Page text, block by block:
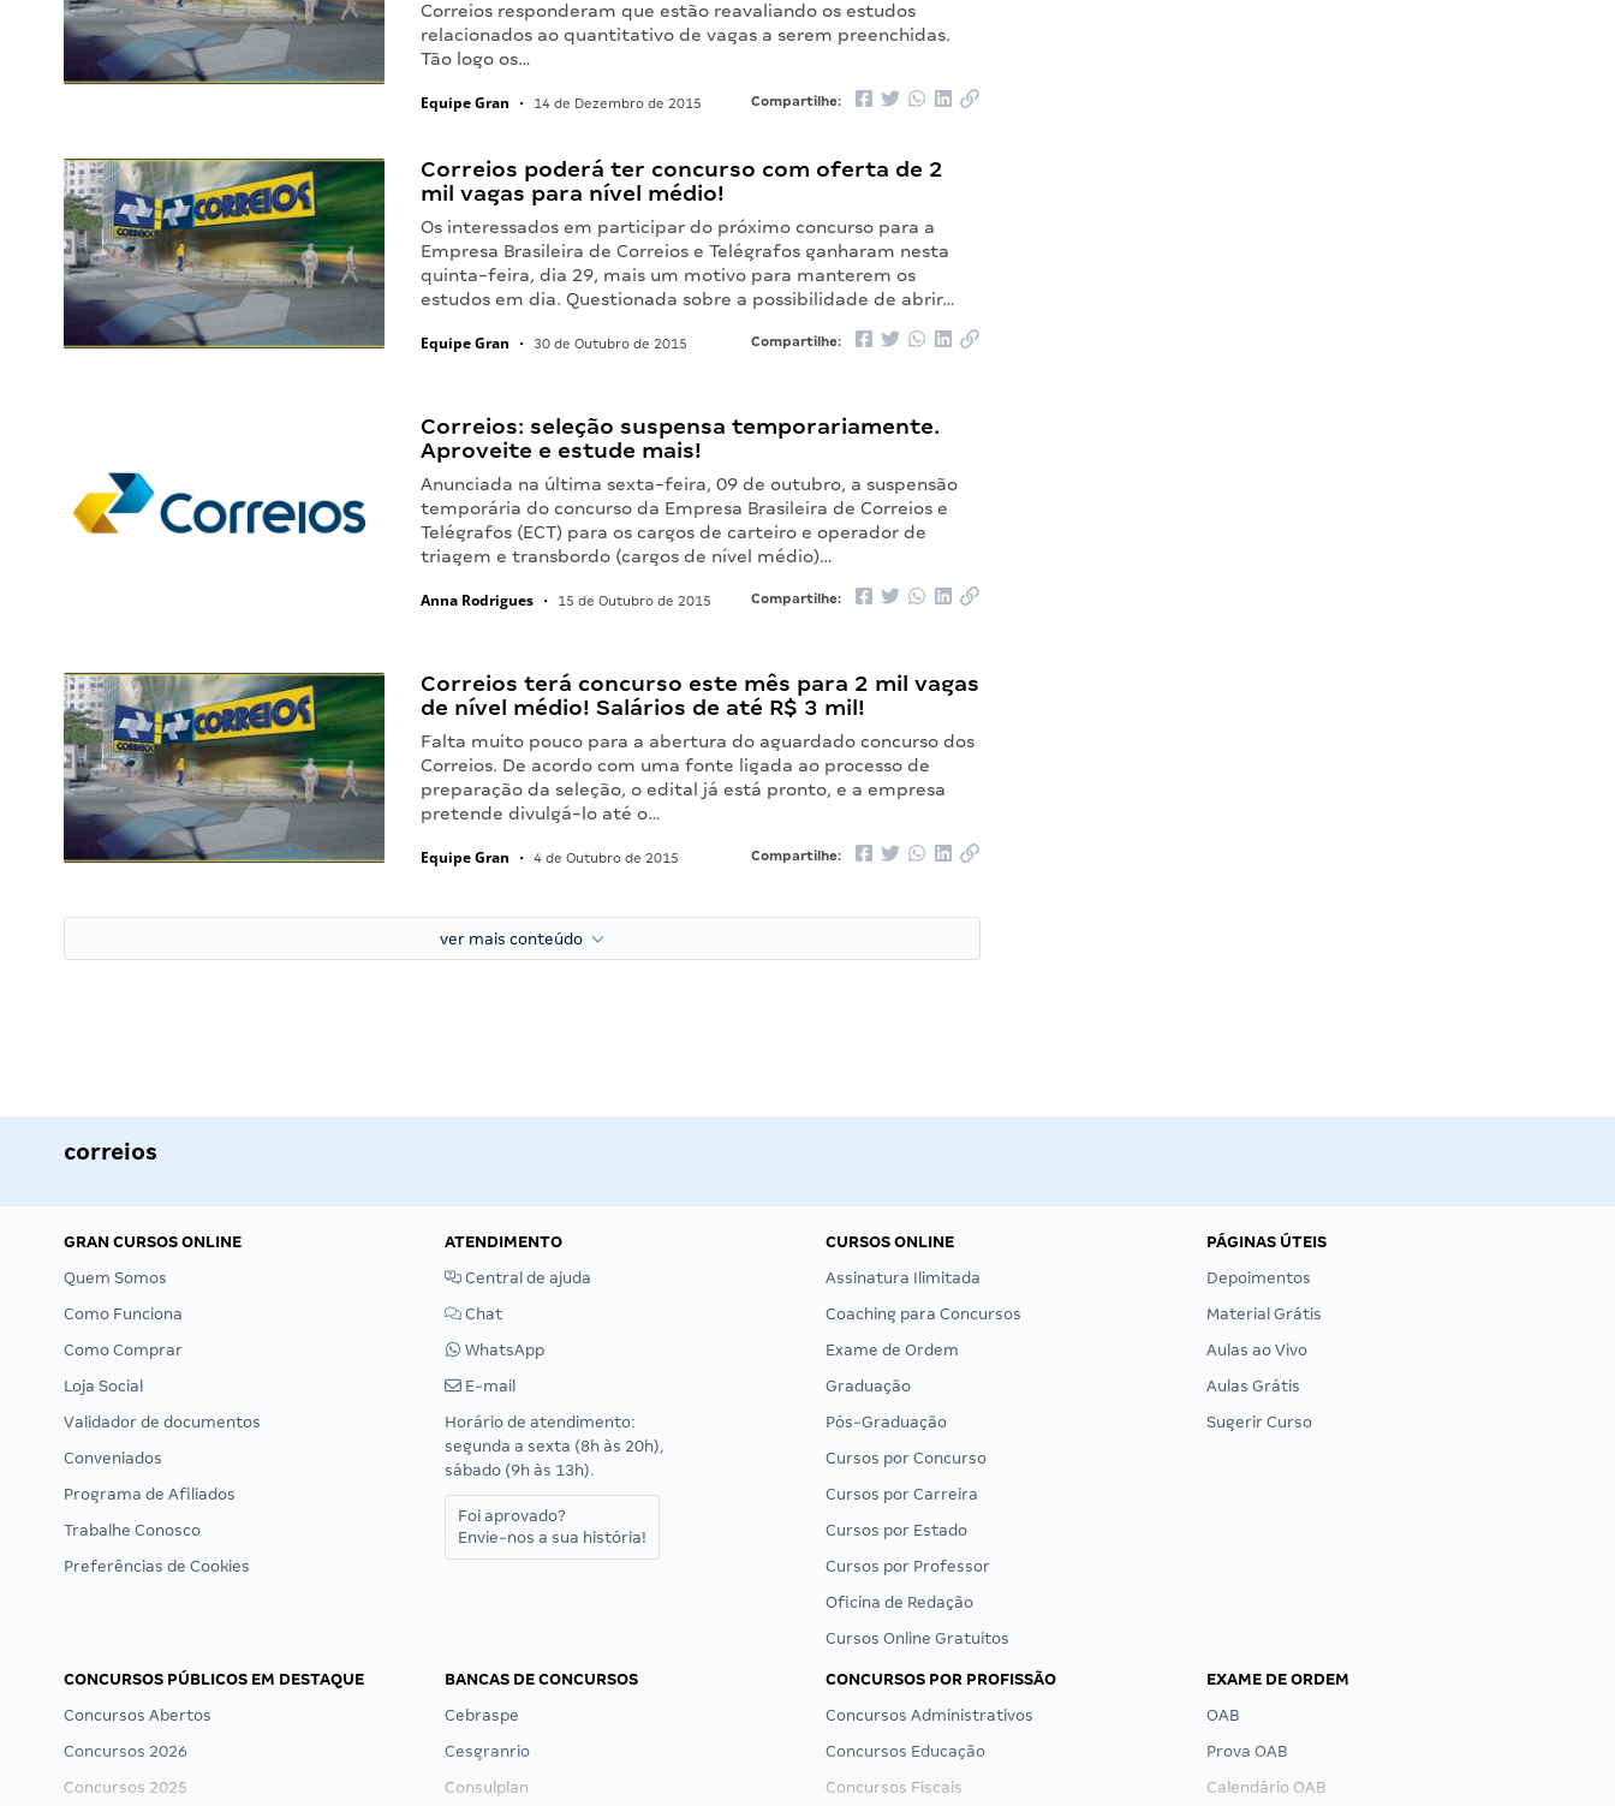
Correios responderam que estão reavaliando os estudos
relacionados ao quantitativo de vagas a serem preenchidas.
Tão logo os…
Equipe Gran • 14 de Dezembro de 2015 Compartilhe:
Correios poderá ter concurso com oferta de 2
mil vagas para nível médio!
Os interessados em participar do próximo concurso para a
Empresa Brasileira de Correios e Telégrafos ganharam nesta
quinta-feira, dia 29, mais um motivo para manterem os
estudos em dia. Questionada sobre a possibilidade de abrir…
Equipe Gran • 30 de Outubro de 2015 Compartilhe:
Correios: seleção suspensa temporariamente.
Aproveite e estude mais!
Anunciada na última sexta-feira, 09 de outubro, a suspensão
temporária do concurso da Empresa Brasileira de Correios e
Telégrafos (ECT) para os cargos de carteiro e operador de
triagem e transbordo (cargos de nível médio)…
Anna Rodrigues • 15 de Outubro de 2015 Compartilhe:
Correios terá concurso este mês para 2 mil vagas
de nível médio! Salários de até R$ 3 mil!
Falta muito pouco para a abertura do aguardado concurso dos
Correios. De acordo com uma fonte ligada ao processo de
preparação da seleção, o edital já está pronto, e a empresa
pretende divulgá-lo até o…
Equipe Gran • 4 de Outubro de 2015 Compartilhe:
ver mais conteúdo
correios
GRAN CURSOS ONLINE
Quem Somos
Como Funciona
Como Comprar
Loja Social
Validador de documentos
Conveniados
Programa de Afiliados
Trabalhe Conosco
Preferências de Cookies
ATENDIMENTO
Central de ajuda
Chat
WhatsApp
E-mail
Horário de atendimento:
segunda a sexta (8h às 20h),
sábado (9h às 13h).
Foi aprovado?
Envie-nos a sua história!
CURSOS ONLINE
Assinatura Ilimitada
Coaching para Concursos
Exame de Ordem
Graduação
Pós-Graduação
Cursos por Concurso
Cursos por Carreira
Cursos por Estado
Cursos por Professor
Oficina de Redação
Cursos Online Gratuitos
PÁGINAS ÚTEIS
Depoimentos
Material Grátis
Aulas ao Vivo
Aulas Grátis
Sugerir Curso
CONCURSOS PÚBLICOS EM DESTAQUE
Concursos Abertos
Concursos 2026
Concursos 2025
BANCAS DE CONCURSOS
Cebraspe
Cesgranrio
Consulplan
CONCURSOS POR PROFISSÃO
Concursos Administrativos
Concursos Educação
Concursos Fiscais
EXAME DE ORDEM
OAB
Prova OAB
Calendário OAB